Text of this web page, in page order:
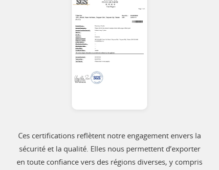
Ces certifications reflètent notre engagement envers la
sécurité et la qualité. Elles nous permettent d’exporter
en toute confiance vers des régions diverses, y compris